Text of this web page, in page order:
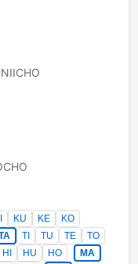
KU KE
KO
TI TU TE
TO
HI HU HO
MA